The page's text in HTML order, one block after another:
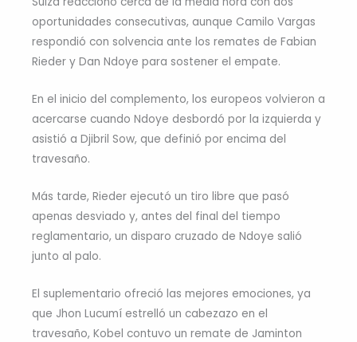
oportunidades consecutivas, aunque Camilo Vargas
respondió con solvencia ante los remates de Fabian
Rieder y Dan Ndoye para sostener el empate.
En el inicio del complemento, los europeos volvieron a
acercarse cuando Ndoye desbordó por la izquierda y
asistió a Djibril Sow, que definió por encima del
travesaño.
Más tarde, Rieder ejecutó un tiro libre que pasó
apenas desviado y, antes del final del tiempo
reglamentario, un disparo cruzado de Ndoye salió
junto al palo.
El suplementario ofreció las mejores emociones, ya
que Jhon Lucumí estrelló un cabezazo en el
travesaño, Kobel contuvo un remate de Jaminton